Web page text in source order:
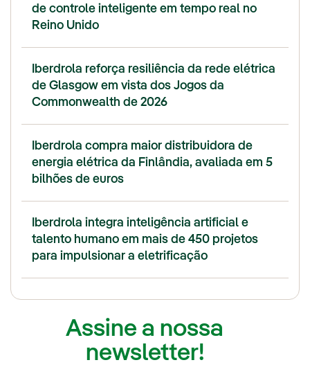
de controle inteligente em tempo real no
Reino Unido
Iberdrola reforça resiliência da rede elétrica
de Glasgow em vista dos Jogos da
Commonwealth de 2026
Iberdrola compra maior distribuidora de
energia elétrica da Finlândia, avaliada em 5
bilhões de euros
Iberdrola integra inteligência artificial e
talento humano em mais de 450 projetos
para impulsionar a eletrificação
Assine a nossa
newsletter!